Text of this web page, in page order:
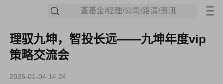
查基金/经理/公司/路演/资讯
理驭九坤，智投长远——九坤年度vip
策略交流会
2026-01-04 14:24